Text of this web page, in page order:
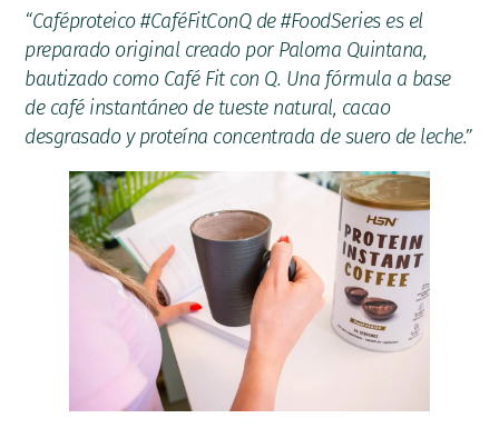
“Caféproteico #CaféFitConQ de #FoodSeries es el
preparado original creado por Paloma Quintana,
bautizado como Café Fit con Q. Una fórmula a base
de café instantáneo de tueste natural, cacao
desgrasado y proteína concentrada de suero de leche.”